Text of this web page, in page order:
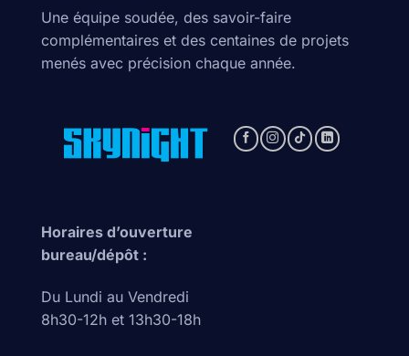
Une équipe soudée, des savoir-faire
complémentaires et des centaines de projets
menés avec précision chaque année.
Horaires d’ouverture
bureau/dépôt :
Du Lundi au Vendredi
8h30-12h et 13h30-18h